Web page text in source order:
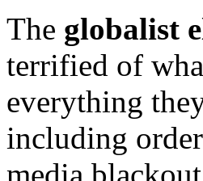
The globalist
terrified of
everything
including
media